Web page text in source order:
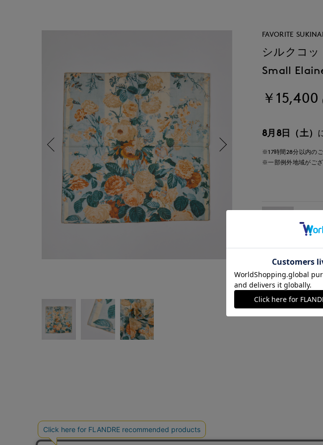
FAVORITE
シルクコ
Small
￥15,400
8月8日（土）
※17時間28分以内の
※一部例外地域がござ
￥15,400 (税込)